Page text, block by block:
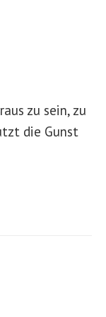
zu sein, zu
die Gunst